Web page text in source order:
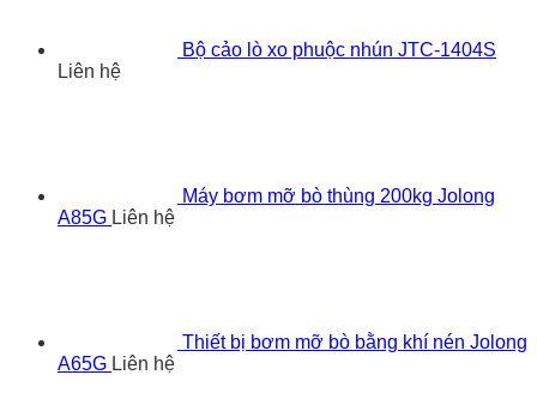
Bộ cảo lò xo phuộc nhún JTC-1404S
Liên hệ
Máy bơm mỡ bò thùng 200kg Jolong
A85G Liên hệ
Thiết bị bơm mỡ bò bằng khí nén Jolong
A65G Liên hệ